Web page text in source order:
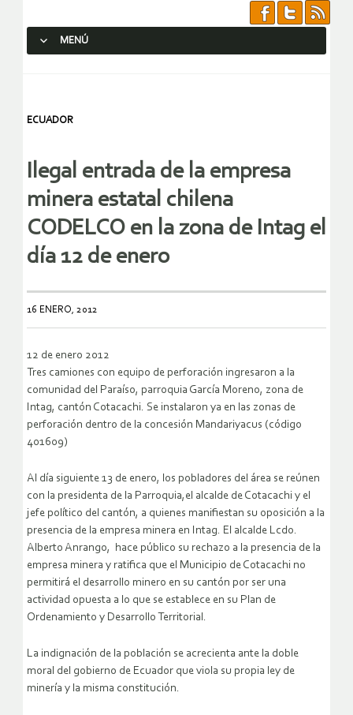
MENÚ
ECUADOR
Ilegal entrada de la empresa
minera estatal chilena
CODELCO en la zona de Intag el
día 12 de enero
16 ENERO, 2012
12 de enero 2012
Tres camiones con equipo de perforación ingresaron a la
comunidad del Paraíso, parroquia García Moreno, zona de
Intag, cantón Cotacachi. Se instalaron ya en las zonas de
perforación dentro de la concesión Mandariyacus (código
401609)
Al día siguiente 13 de enero, los pobladores del área se reúnen
con la presidenta de la Parroquia,el alcalde de Cotacachi y el
jefe político del cantón, a quienes manifiestan su oposición a la
presencia de la empresa minera en Intag. El alcalde Lcdo.
Alberto Anrango, hace público su rechazo a la presencia de la
empresa minera y ratifica que el Municipio de Cotacachi no
permitirá el desarrollo minero en su cantón por ser una
actividad opuesta a lo que se establece en su Plan de
Ordenamiento y Desarrollo Territorial.
La indignación de la población se acrecienta ante la doble
moral del gobierno de Ecuador que viola su propia ley de
minería y la misma constitución.